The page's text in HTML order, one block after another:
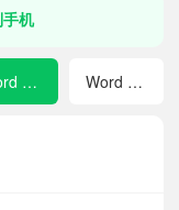
机
Word List (1) Word List (2)